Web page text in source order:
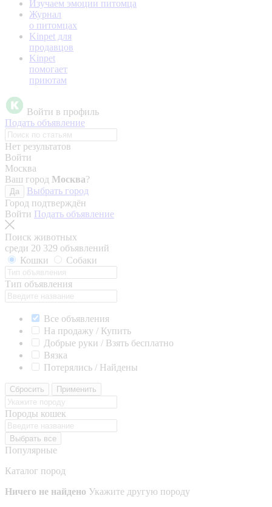
Изучаем эмоции питомца
Журнал
о питомцах
Kinpet для
продавцов
Kinpet
помогает
приютам
Войти в профиль
Подать объявление
Нет результатов
Войти
Москва
Ваш город Москва?
Да
Выбрать город
Город подтверждён
Войти Подать объявление
Поиск животных
среди 20 329 объявлений
Кошки
Собаки
Тип объявления
Все объявления
На продажу / Купить
Добрые руки / Взять бесплатно
Вязка
Потерялись / Найдены
Сбросить Применить
Породы кошек
Выбрать все
Популярные
Каталог пород
Ничего не найдено Укажите другую породу